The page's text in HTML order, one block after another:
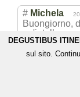
# Michela
Buongiorno,
vedere col
e kamut.
grano
contengono
creare
kamut e
DEGUSTIBUS
sul sito.